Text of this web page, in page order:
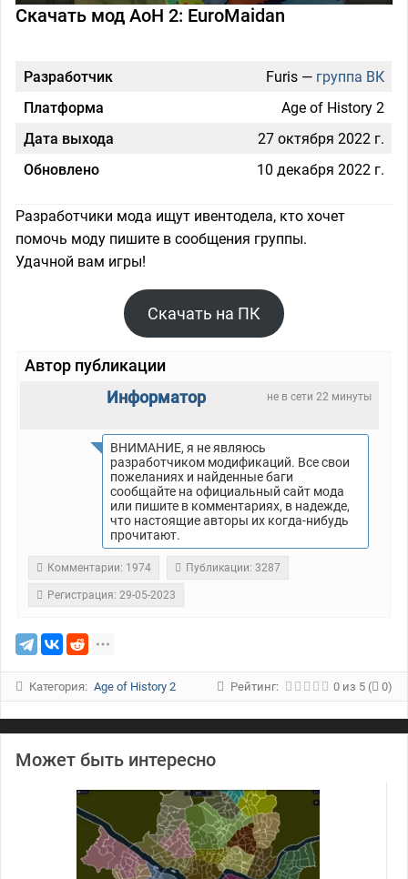
Скачать мод AoH 2: EuroMaidan
Разработчик Furis — группа ВК
Платформа
Age of History 2
Дата выхода
27 октября 2022 г.
Обновлено
10 декабря 2022 г.
Разработчики мода ищут ивентодела, кто хочет
помочь моду пишите в сообщения группы.
Удачной вам игры!
Скачать на ПК
Автор публикации
не в сети 22 минуты
Информатор
ВНИМАНИЕ, я не являюсь
разработчиком модификаций. Все свои
пожеланиях и найденные баги
сообщайте на официальный сайт мода
или пишите в комментариях, в надежде,
что настоящие авторы их когда-нибудь
прочитают.
Комментарии: 1974 Публикации: 3287
Регистрация: 29-05-2023
Категория: Age of History 2 Рейтинг: 0 из 5 ( 0)
Может быть интересно